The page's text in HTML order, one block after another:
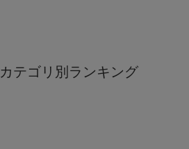
カテゴリ別ランキング